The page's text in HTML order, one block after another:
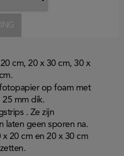
cm, 20 x 30 cm, 30 x
op foam met
25 mm dik.
. Ze zijn
laten geen sporen na.
x 20 cm en 20 x 30 cm